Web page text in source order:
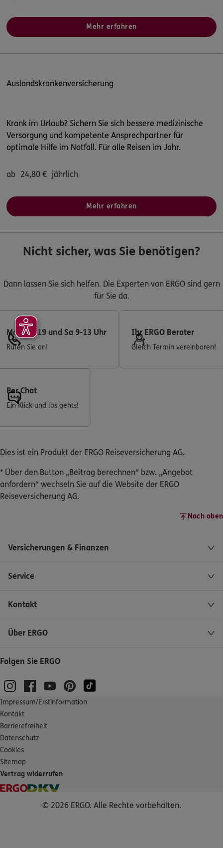
Mehr erfahren
Auslandskrankenversicherung
Krank im Urlaub? Sichern Sie sich bessere medizinische
Versorgung und kompetente Ansprechpartner für
optimale Hilfe im Notfall. Für alle Reisen im Jahr.
ab 24,80 € jährlich
Mehr erfahren
Nicht sicher, was Sie benötigen?
Dann lassen Sie sich helfen. Die Experten von ERGO sind gern
für Sie da.
Mo-Fr 8-19 und Sa 9-13 Uhr
Rufen Sie an!
Ihr ERGO Berater
Gleich Termin vereinbaren!
Per Chat
Ein Klick und los gehts!
Dies ist ein Produkt der ERGO Reiseversicherung AG.
* Über den Button „Beitrag berechnen“ bzw. „Angebot
anfordern“ wechseln Sie auf die Website der ERGO
Reiseversicherung AG.
Nach oben
Versicherungen & Finanzen
Service
Kontakt
Über ERGO
Folgen Sie ERGO
Impressum/Erstinformation
Kontakt
Barrierefreiheit
Datenschutz
Cookies
Sitemap
Vertrag widerrufen
© 2026 ERGO. Alle Rechte vorbehalten.